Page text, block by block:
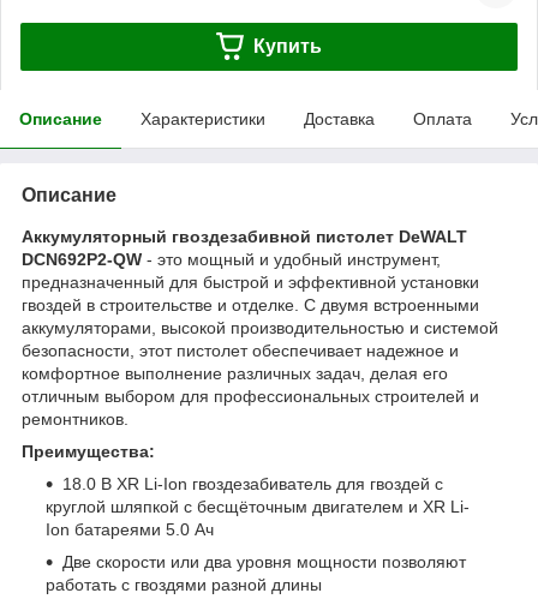
Купить
Описание Характеристики Доставка Оплата
Описание
Аккумуляторный гвоздезабивной пистолет DeWALT
DCN692P2-QW - это мощный и удобный инструмент,
предназначенный для быстрой и эффективной установки
гвоздей в строительстве и отделке. С двумя встроенными
аккумуляторами, высокой производительностью и системой
безопасности, этот пистолет обеспечивает надежное и
комфортное выполнение различных задач, делая его
отличным выбором для профессиональных строителей и
ремонтников.
Преимущества:
18.0 В XR Li-Ion гвоздезабиватель для гвоздей с
круглой шляпкой с бесщёточным двигателем и XR Li-
Ion батареями 5.0 Aч
Две скорости или два уровня мощности позволяют
работать с гвоздями разной длины